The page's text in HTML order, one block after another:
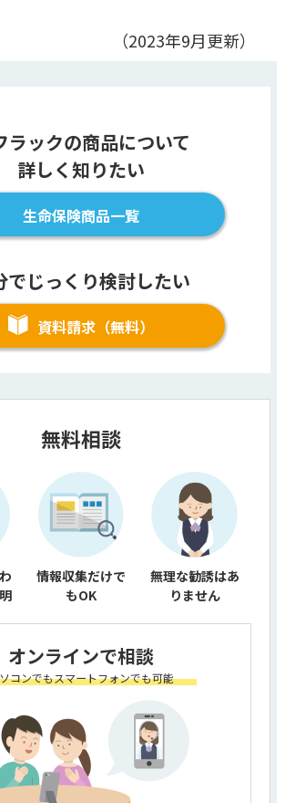
（2023年9月更新）
ラックの商品について
詳しく知りたい
生命保険商品一覧
でじっくり検討したい
資料請求（無料）
無料相談
情報収集だけで
もOK
無理な勧誘はあ
りません
オンラインで相談
コンでもスマートフォンでも可能